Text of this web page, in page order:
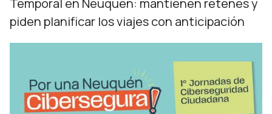
Temporal en Neuquén: mantienen retenes y
piden planificar los viajes con anticipación